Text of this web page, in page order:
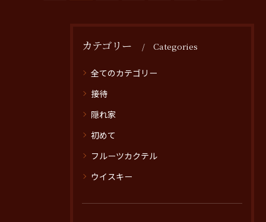
カテゴリー Categories
全てのカテゴリー
接待
隠れ家
初めて
フルーツカクテル
ウイスキー